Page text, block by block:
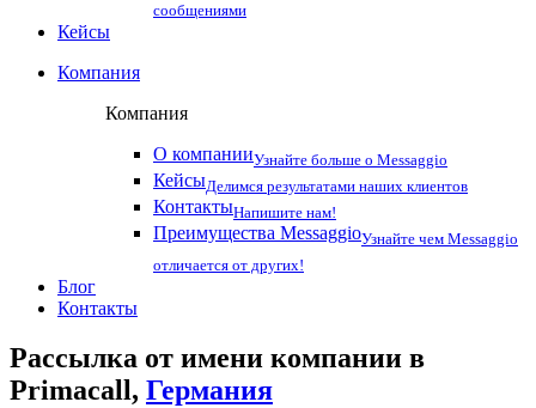
сообщениями
Кейсы
Компания
Компания
О компанииУзнайте больше о Messaggio
КейсыДелимся результатами наших клиентов
КонтактыНапишите нам!
Преимущества MessaggioУзнайте чем Messaggio
отличается от других!
Блог
Контакты
Рассылка от имени компании в
Primacall, Германия